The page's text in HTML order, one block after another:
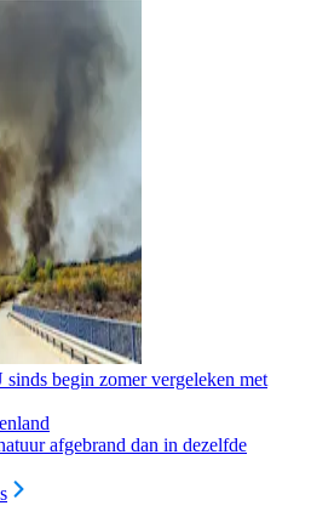
begin zomer vergeleken met
afgebrand dan in dezelfde